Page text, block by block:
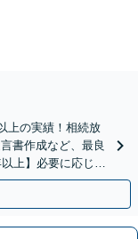
上の実績！相続放
書作成など、最良
上】必要に応じて
分】